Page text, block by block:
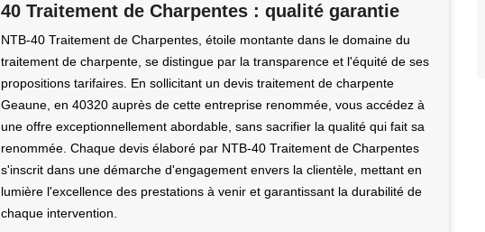
40 Traitement de Charpentes : qualité garantie
NTB-40 Traitement de Charpentes, étoile montante dans le domaine du
traitement de charpente, se distingue par la transparence et l'équité de ses
propositions tarifaires. En sollicitant un devis traitement de charpente
Geaune, en 40320 auprès de cette entreprise renommée, vous accédez à
une offre exceptionnellement abordable, sans sacrifier la qualité qui fait sa
renommée. Chaque devis élaboré par NTB-40 Traitement de Charpentes
s'inscrit dans une démarche d'engagement envers la clientèle, mettant en
lumière l'excellence des prestations à venir et garantissant la durabilité de
chaque intervention.